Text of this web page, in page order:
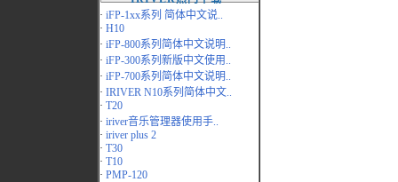
· iFP-1xx系列 简体中文说..
· H10
· iFP-800系列简体中文说明..
· iFP-300系列新版中文使用..
· iFP-700系列简体中文说明..
· IRIVER N10系列简体中文..
· T20
· iriver音乐管理器使用手..
· iriver plus 2
· T30
· T10
· PMP-120